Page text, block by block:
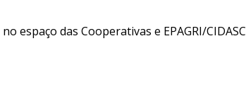
espaço das Cooperativas e EPAGRI/CIDASC